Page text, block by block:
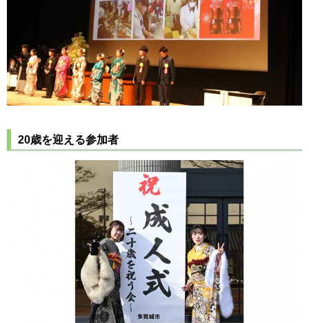
20歳を迎える参加者